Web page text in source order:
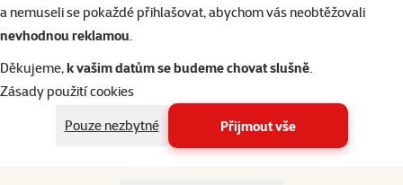
a nemuseli se pokaždé přihlašovat, abychom vás neobtěžovali
nevhodnou reklamou.
Děkujeme,k vašim datům se budeme chovat slušně.
Zásady použití cookies
Pouze nezbytné
Přijmout vše
Barva
Typ produktu
Miska